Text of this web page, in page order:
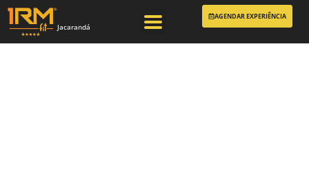
Jacarandá
AGENDAR EXPERIÊNCIA